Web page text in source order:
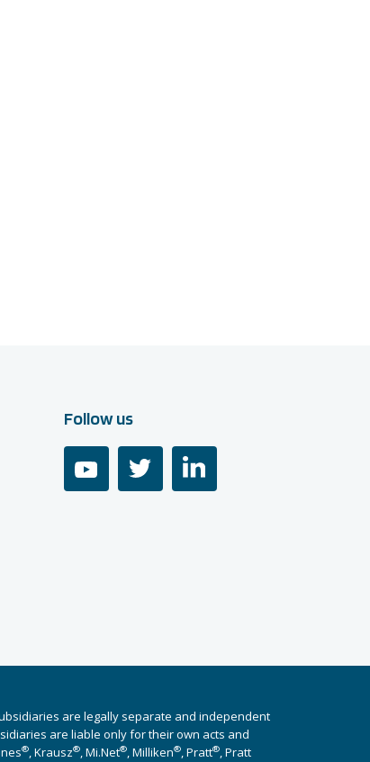
Follow us
youtube twitter linkedin
are legally separate and independent
are liable only for their own acts and
®, Krausz®, Mi.Net®, Milliken®, Pratt®, Pratt